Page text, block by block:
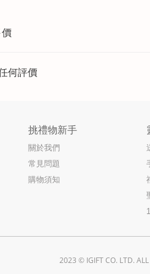
何評價
挑禮物新手
關於我們
常見問題
購物須知
2023 © IGIFT CO. LTD. ALL